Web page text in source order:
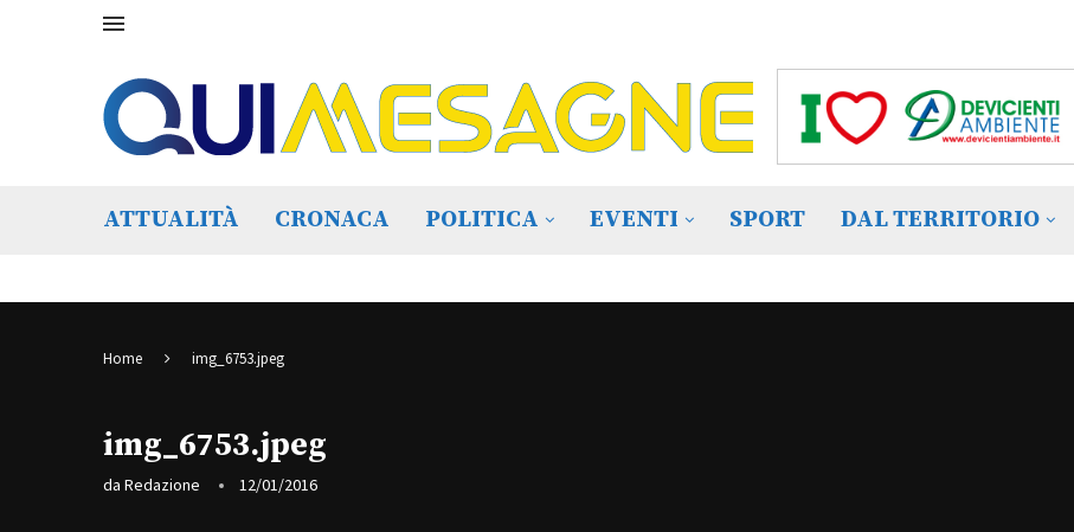
ATTUALITÀ CRONACA POLITICA EVENTI SPORT DAL TERRITORIO
Home img_6753.jpeg
img_6753.jpeg
da Redazione 12/01/2016